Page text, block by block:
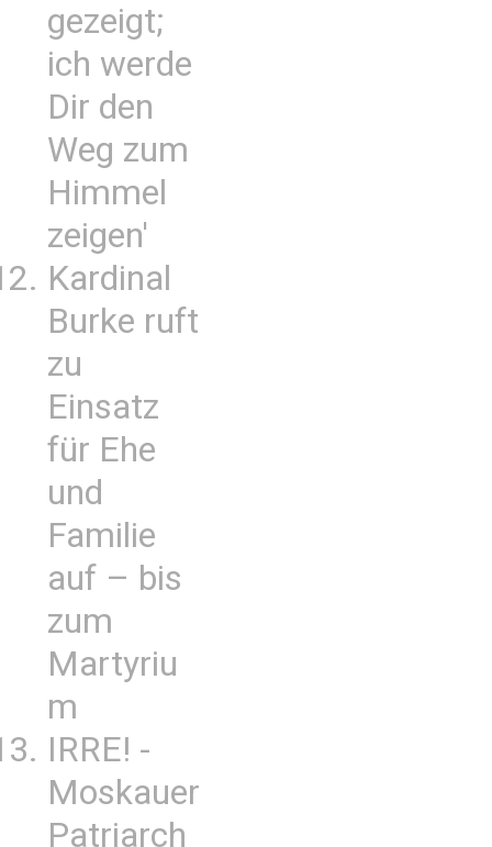
gezeigt;
ich werde
Dir den
Weg zum
Himmel
zeigen'
Kardinal
Burke ruft
zu
Einsatz
für Ehe
und
Familie
auf – bis
zum
Martyriu
m
IRRE! -
Moskauer
Patriarch